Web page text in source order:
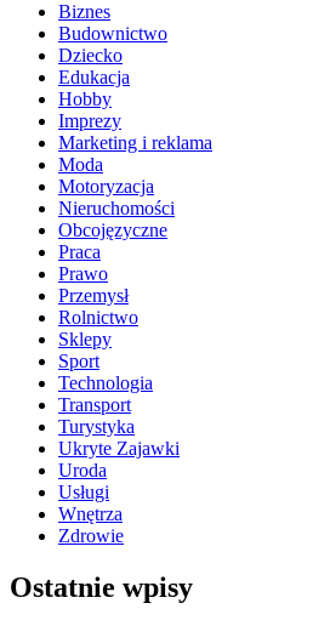
Biznes
Budownictwo
Dziecko
Edukacja
Hobby
Imprezy
Marketing i reklama
Moda
Motoryzacja
Nieruchomości
Obcojęzyczne
Praca
Prawo
Przemysł
Rolnictwo
Sklepy
Sport
Technologia
Transport
Turystyka
Ukryte Zajawki
Uroda
Usługi
Wnętrza
Zdrowie
Ostatnie wpisy